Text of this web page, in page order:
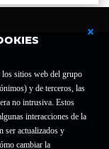
los sitios web del grupo
y de terceros, las
no intrusiva. Estos
interacciones de la
ser actualizados y
cambiar la
Cultura y Deporte con el nº